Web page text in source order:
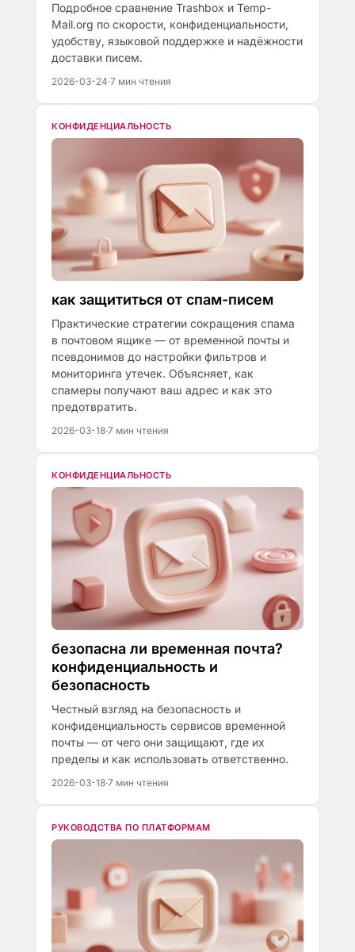
Подробное сравнение Trashbox и Temp-
Mail.org по скорости, конфиденциальности,
удобству, языковой поддержке и надёжности
доставки писем.
2026-03-24·7 мин чтения
КОНФИДЕНЦИАЛЬНОСТЬ
как защититься от спам-писем
Практические стратегии сокращения спама
в почтовом ящике — от временной почты и
псевдонимов до настройки фильтров и
мониторинга утечек. Объясняет, как
спамеры получают ваш адрес и как это
предотвратить.
2026-03-18·7 мин чтения
КОНФИДЕНЦИАЛЬНОСТЬ
безопасна ли временная почта?
конфиденциальность и
безопасность
Честный взгляд на безопасность и
конфиденциальность сервисов временной
почты — от чего они защищают, где их
пределы и как использовать ответственно.
2026-03-18·7 мин чтения
РУКОВОДСТВА ПО ПЛАТФОРМАМ